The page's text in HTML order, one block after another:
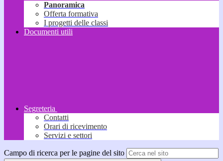
Panoramica
Offerta formativa
I progetti delle classi
Documenti utili
Segreteria
Contatti
Orari di ricevimento
Servizi e settori
Campo di ricerca per le pagine del sito